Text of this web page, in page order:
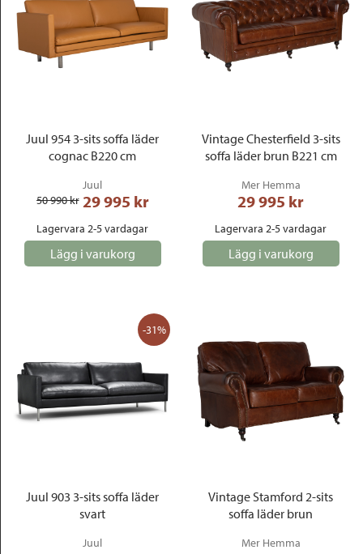
Juul 954 3-sits soffa läder
cognac B220 cm
Juul
50 990 kr 29 995 kr
Lagervara 2-5 vardagar
Lägg i varukorg
Vintage Chesterfield 3-sits
soffa läder brun B221 cm
Mer Hemma
29 995 kr
Lagervara 2-5 vardagar
Lägg i varukorg
-31%
Juul 903 3-sits soffa läder
svart
Juul
Vintage Stamford 2-sits
soffa läder brun
Mer Hemma